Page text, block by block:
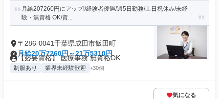
月給207260円にアップ!/経験者優遇/週5日勤務/土日祝休み/未経
験・無資格 OK/資...
〒286-0041千葉県成田市飯田町
月給20万7260円～21万5310円
【必要資格】 医療事務 無資格OK
制服あり 業界未経験歓迎 +30個
気になる